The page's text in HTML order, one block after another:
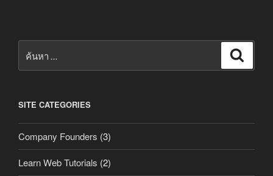
SITE CATEGORIES
Company Founders (3)
Learn Web Tutorials (2)